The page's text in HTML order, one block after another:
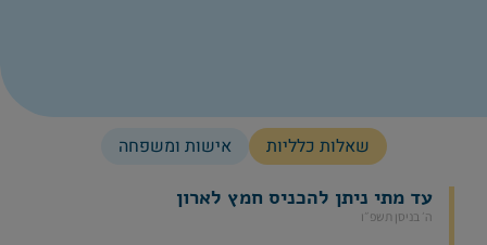
שאלות כלליות
אישות ומשפחה
עד מתי ניתן להכניס חמץ לארון
ה׳ בניסן תשפ״ו